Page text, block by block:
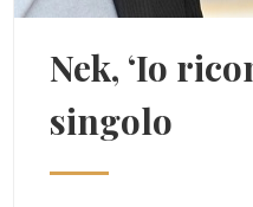
Nek, ‘Io
singolo